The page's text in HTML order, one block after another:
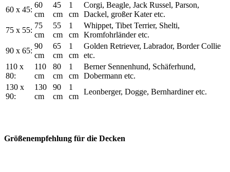
60 x 45:
60
cm
45
cm
1
cm
Corgi, Beagle, Jack Russel, Parson,
Dackel, großer Kater etc.
75 x 55:
75
cm
55
cm
1
cm
Whippet, Tibet Terrier, Shelti,
Kromfohrländer etc.
90 x 65:
90
cm
65
cm
1
cm
Golden Retriever, Labrador, Border Collie
etc.
110 x
80:
110
cm
80
cm
1
cm
Berner Sennenhund, Schäferhund,
Dobermann etc.
130 x
90:
130
cm
90
cm
1
cm
Leonberger, Dogge, Bernhardiner etc.
Größenempfehlung für die Decken